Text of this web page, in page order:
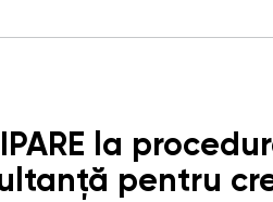
achiziție
pentru